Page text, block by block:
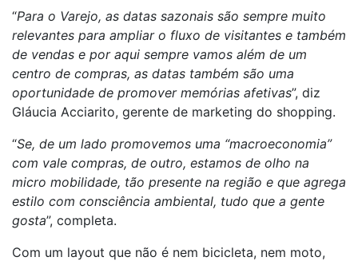
“Para o Varejo, as datas sazonais são sempre muito
relevantes para ampliar o fluxo de visitantes e também
de vendas e por aqui sempre vamos além de um
centro de compras, as datas também são uma
oportunidade de promover memórias afetivas”, diz
Gláucia Acciarito, gerente de marketing do shopping.
“Se, de um lado promovemos uma “macroeconomia”
com vale compras, de outro, estamos de olho na
micro mobilidade, tão presente na região e que agrega
estilo com consciência ambiental, tudo que a gente
gosta”, completa.
Com um layout que não é nem bicicleta, nem moto,